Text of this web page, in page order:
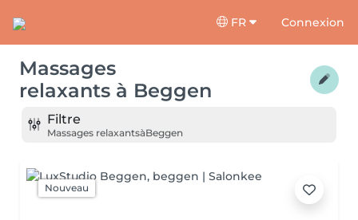
FR Connexion
Massages
relaxants à Beggen
Filtre
Massages relaxantsàBeggen
Nouveau